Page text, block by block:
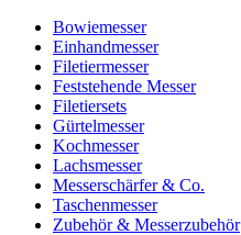
Bowiemesser
Einhandmesser
Filetiermesser
Feststehende Messer
Filetiersets
Gürtelmesser
Kochmesser
Lachsmesser
Messerschärfer & Co.
Taschenmesser
Zubehör & Messerzubehör